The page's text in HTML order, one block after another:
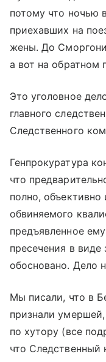
потому что ночью
приехавших на
жены. До
а вот на обратном
Это уголовное
главного
Следственного
Генпрокуратура
что
полно, объективно
обвиняемого
предъявленное
пресечения в
обосновано. Дело
Мы писали, что в
признали
по хутору (все
что Следственный